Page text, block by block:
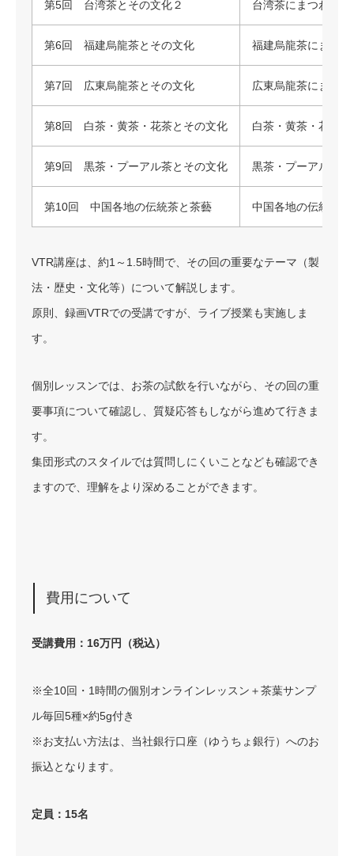
第5回 台湾茶とその文化２ 台湾茶にまつわる
第6回 福建烏龍茶とその文化 福建烏龍茶にまつ
第7回 広東烏龍茶とその文化 広東烏龍茶にまつ
第8回 白茶・黄茶・花茶とその文化 白茶・黄茶・花茶
第9回 黒茶・プーアル茶とその文化 黒茶・プーアル茶
第10回 中国各地の伝統茶と茶藝 中国各地の伝統茶
VTR講座は、約1～1.5時間で、その回の重要なテーマ（製
法・歴史・文化等）について解説します。
原則、録画VTRでの受講ですが、ライブ授業も実施しま
す。
個別レッスンでは、お茶の試飲を行いながら、その回の重
要事項について確認し、質疑応答もしながら進めて行きま
す。
集団形式のスタイルでは質問しにくいことなども確認でき
ますので、理解をより深めることができます。
費用について
受講費用：16万円（税込）
※全10回・1時間の個別オンラインレッスン＋茶葉サンプ
ル毎回5種×約5g付き
※お支払い方法は、当社銀行口座（ゆうちょ銀行）へのお
振込となります。
定員：15名